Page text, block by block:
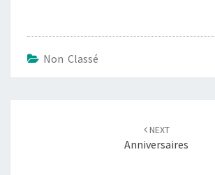
Non Classé
NEXT
Anniversaires